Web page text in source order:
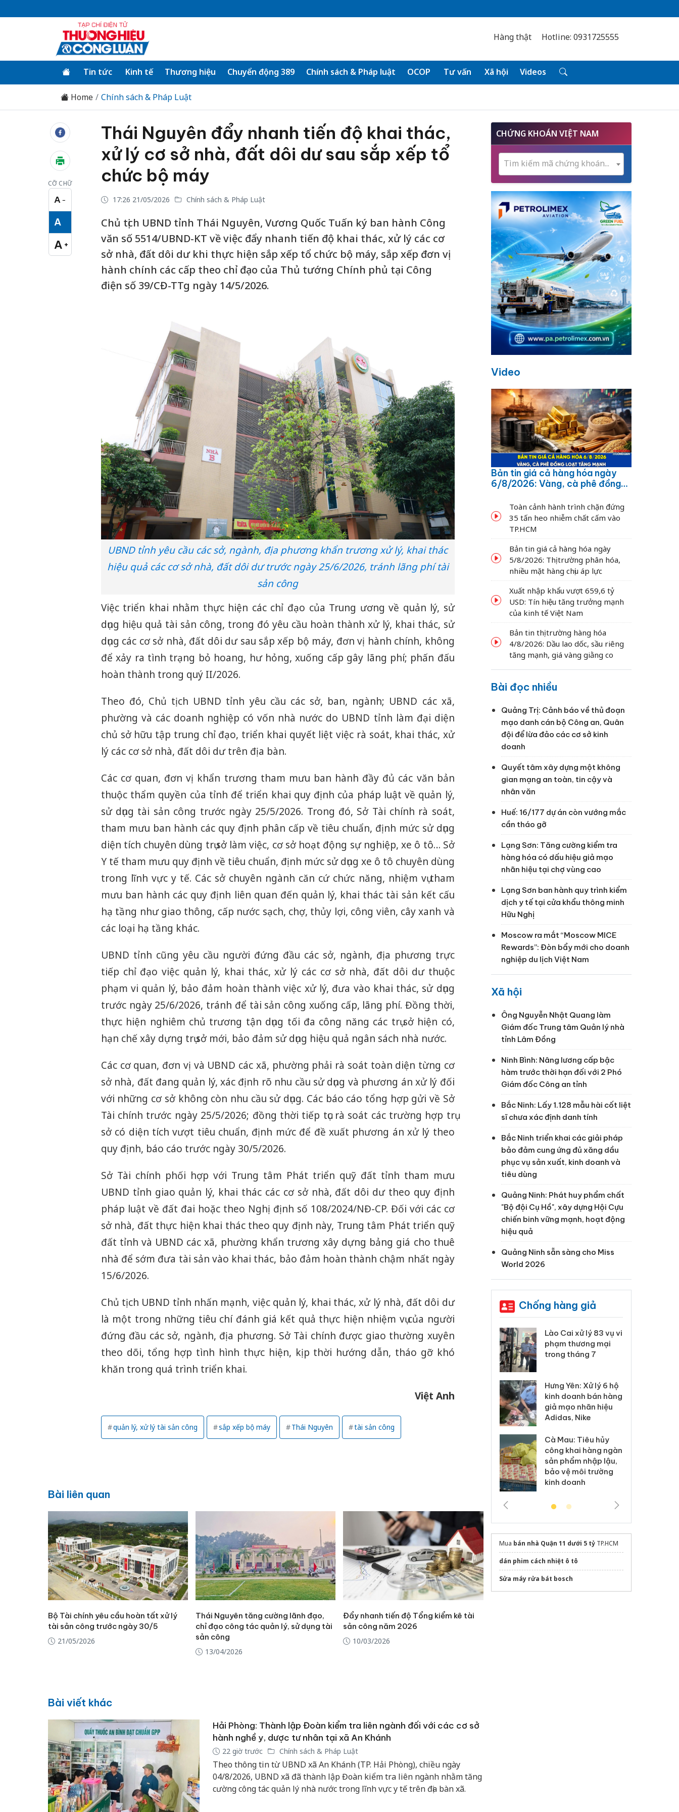
Hàng thật Hotline: 0931725555
Tin tức Kinh tế Thương hiệu Chuyển động 389 Chính sách & Pháp luật OCOP Tư vấn Xã hội Videos
Home Chính sách & Pháp Luật
CỠ CHỮ
A −
Cỡ chữ nhỏ
A
Cỡ chữ vừa
A +
Cỡ chữ lớn
Thái Nguyên đẩy nhanh tiến độ khai thác,
xử lý cơ sở nhà, đất dôi dư sau sắp xếp tổ
chức bộ máy
17:26 21/05/2026 Chính sách & Pháp Luật
Chủ tịch UBND tỉnh Thái Nguyên, Vương Quốc Tuấn ký ban hành Công
văn số 5514/UBND-KT về việc đẩy nhanh tiến độ khai thác, xử lý các cơ
sở nhà, đất dôi dư khi thực hiện sắp xếp tổ chức bộ máy, sắp xếp đơn vị
hành chính các cấp theo chỉ đạo của Thủ tướng Chính phủ tại Công
điện số 39/CĐ-TTg ngày 14/5/2026.
UBND tỉnh yêu cầu các sở, ngành, địa phương khẩn trương xử lý, khai thác
hiệu quả các cơ sở nhà, đất dôi dư trước ngày 25/6/2026, tránh lãng phí tài
sản công
Việc triển khai nhằm thực hiện các chỉ đạo của Trung ương về quản lý, sử
dụng hiệu quả tài sản công, trong đó yêu cầu hoàn thành xử lý, khai thác, sử
dụng các cơ sở nhà, đất dôi dư sau sắp xếp bộ máy, đơn vị hành chính, không
để xảy ra tình trạng bỏ hoang, hư hỏng, xuống cấp gây lãng phí; phấn đấu
hoàn thành trong quý II/2026.
Theo đó, Chủ tịch UBND tỉnh yêu cầu các sở, ban, ngành; UBND các xã,
phường và các doanh nghiệp có vốn nhà nước do UBND tỉnh làm đại diện
chủ sở hữu tập trung chỉ đạo, triển khai quyết liệt việc rà soát, khai thác, xử
lý các cơ sở nhà, đất dôi dư trên địa bàn.
Các cơ quan, đơn vị khẩn trương tham mưu ban hành đầy đủ các văn bản
thuộc thẩm quyền của tỉnh để triển khai quy định của pháp luật về quản lý,
sử dụng tài sản công trước ngày 25/5/2026. Trong đó, Sở Tài chính rà soát,
tham mưu ban hành các quy định phân cấp về tiêu chuẩn, định mức sử dụng
diện tích chuyên dùng trụ sở làm việc, cơ sở hoạt động sự nghiệp, xe ô tô… Sở
Y tế tham mưu quy định về tiêu chuẩn, định mức sử dụng xe ô tô chuyên dùng
trong lĩnh vực y tế. Các sở chuyên ngành căn cứ chức năng, nhiệm vụ tham
mưu ban hành các quy định liên quan đến quản lý, khai thác tài sản kết cấu
hạ tầng như giao thông, cấp nước sạch, chợ, thủy lợi, công viên, cây xanh và
các loại hạ tầng khác.
UBND tỉnh cũng yêu cầu người đứng đầu các sở, ngành, địa phương trực
tiếp chỉ đạo việc quản lý, khai thác, xử lý các cơ sở nhà, đất dôi dư thuộc
phạm vi quản lý, bảo đảm hoàn thành việc xử lý, đưa vào khai thác, sử dụng
trước ngày 25/6/2026, tránh để tài sản công xuống cấp, lãng phí. Đồng thời,
thực hiện nghiêm chủ trương tận dụng tối đa công năng các trụ sở hiện có,
hạn chế xây dựng trụ sở mới, bảo đảm sử dụng hiệu quả ngân sách nhà nước.
Các cơ quan, đơn vị và UBND các xã, phường phải rà soát toàn diện từng cơ
sở nhà, đất đang quản lý, xác định rõ nhu cầu sử dụng và phương án xử lý đối
với những cơ sở không còn nhu cầu sử dụng. Các báo cáo tổng hợp gửi về Sở
Tài chính trước ngày 25/5/2026; đồng thời tiếp tục rà soát các trường hợp trụ
sở có diện tích vượt tiêu chuẩn, định mức để đề xuất phương án xử lý theo
quy định, báo cáo trước ngày 30/5/2026.
Sở Tài chính phối hợp với Trung tâm Phát triển quỹ đất tỉnh tham mưu
UBND tỉnh giao quản lý, khai thác các cơ sở nhà, đất dôi dư theo quy định
pháp luật về đất đai hoặc theo Nghị định số 108/2024/NĐ-CP. Đối với các cơ
sở nhà, đất thực hiện khai thác theo quy định này, Trung tâm Phát triển quỹ
đất tỉnh và UBND các xã, phường khẩn trương xây dựng bảng giá cho thuê
nhà để sớm đưa tài sản vào khai thác, bảo đảm hoàn thành chậm nhất ngày
15/6/2026.
Chủ tịch UBND tỉnh nhấn mạnh, việc quản lý, khai thác, xử lý nhà, đất dôi dư
là một trong những tiêu chí đánh giá kết quả thực hiện nhiệm vụ của người
đứng đầu các sở, ngành, địa phương. Sở Tài chính được giao thường xuyên
theo dõi, tổng hợp tình hình thực hiện, kịp thời hướng dẫn, tháo gỡ khó
khăn trong quá trình triển khai.
Việt Anh
quản lý, xử lý tài sản công sắp xếp bộ máy Thái Nguyên tài sản công
Bài liên quan
Bộ Tài chính yêu cầu hoàn tất xử lý
tài sản công trước ngày 30/5
21/05/2026
Thái Nguyên tăng cường lãnh đạo,
chỉ đạo công tác quản lý, sử dụng tài
sản công
13/04/2026
Đẩy nhanh tiến độ Tổng kiểm kê tài
sản công năm 2026
10/03/2026
Bài viết khác
Hải Phòng: Thành lập Đoàn kiểm tra liên ngành đối với các cơ sở
hành nghề y, dược tư nhân tại xã An Khánh
22 giờ trước Chính sách & Pháp Luật
Theo thông tin từ UBND xã An Khánh (TP. Hải Phòng), chiều ngày
04/8/2026, UBND xã đã thành lập Đoàn kiểm tra liên ngành nhằm tăng
cường công tác quản lý nhà nước trong lĩnh vực y tế trên địa bàn xã.
CHỨNG KHOÁN VIỆT NAM
Tìm kiếm mã chứng khoán...
Video
Bản tin giá cả hàng hóa ngày
6/8/2026: Vàng, cà phê đồng
Toàn cảnh hành trình chặn đứng
35 tấn heo nhiễm chất cấm vào
TP.HCM
Bản tin giá cả hàng hóa ngày
5/8/2026: Thị trường phân hóa,
nhiều mặt hàng chịu áp lực
Xuất nhập khẩu vượt 659,6 tỷ
USD: Tín hiệu tăng trưởng mạnh
của kinh tế Việt Nam
Bản tin thị trường hàng hóa
4/8/2026: Dầu lao dốc, sầu riêng
tăng mạnh, giá vàng giằng co
Bài đọc nhiều
Quảng Trị: Cảnh báo về thủ đoạn
mạo danh cán bộ Công an, Quân
đội để lừa đảo các cơ sở kinh
doanh
Quyết tâm xây dựng một không
gian mạng an toàn, tin cậy và
nhân văn
Huế: 16/177 dự án còn vướng mắc
cần tháo gỡ
Lạng Sơn: Tăng cường kiểm tra
hàng hóa có dấu hiệu giả mạo
nhãn hiệu tại chợ vùng cao
Lạng Sơn ban hành quy trình kiểm
dịch y tế tại cửa khẩu thông minh
Hữu Nghị
Moscow ra mắt “Moscow MICE
Rewards”: Đòn bẩy mới cho doanh
nghiệp du lịch Việt Nam
Xã hội
Ông Nguyễn Nhật Quang làm
Giám đốc Trung tâm Quản lý nhà
tỉnh Lâm Đồng
Ninh Bình: Nâng lương cấp bậc
hàm trước thời hạn đối với 2 Phó
Giám đốc Công an tỉnh
Bắc Ninh: Lấy 1.128 mẫu hài cốt liệt
sĩ chưa xác định danh tính
Bắc Ninh triển khai các giải pháp
bảo đảm cung ứng đủ xăng dầu
phục vụ sản xuất, kinh doanh và
tiêu dùng
Quảng Ninh: Phát huy phẩm chất
"Bộ đội Cụ Hồ", xây dựng Hội Cựu
chiến binh vững mạnh, hoạt động
hiệu quả
Quảng Ninh sẵn sàng cho Miss
World 2026
Chống hàng giả
Công an Thanh Hóa
tìm bị hại trong vụ
án sản xuất, buôn
hại trong vụ án buôn
Lào Cai xử lý 83 vụ vi
phạm thương mại
trong tháng 7
Hưng Yên: Xử lý 6 hộ
kinh doanh bán hàng
giả mạo nhãn hiệu
Adidas, Nike
Cà Mau: Tiêu hủy
công khai hàng ngàn
sản phẩm nhập lậu,
bảo vệ môi trường
kinh doanh
Mua bán nhà Quận 11 dưới 5 tỷ TP.HCM
dán phim cách nhiệt ô tô
Sửa máy rửa bát bosch